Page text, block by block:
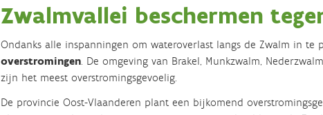
Zwalmvallei beschermen
Ondanks alle inspanningen om wateroverlast langs de Zwalm in te
overstromingen. De omgeving van Brakel, Munkzwalm,
zijn het meest overstromingsgevoelig.
De provincie Oost-Vlaanderen plant een bijkomend